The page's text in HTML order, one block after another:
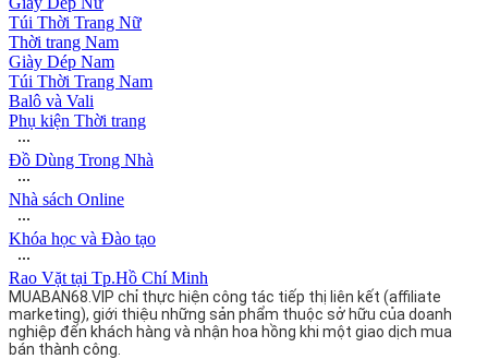
Túi Thời Trang Nữ
Thời trang Nam
Giày Dép Nam
Túi Thời Trang Nam
Balô và Vali
Phụ kiện Thời trang
∙∙∙
Đồ Dùng Trong Nhà
∙∙∙
Nhà sách Online
∙∙∙
Khóa học và Đào tạo
∙∙∙
Rao Vặt tại Tp.Hồ Chí Minh
MUABAN68.VIP chỉ thực hiện công tác tiếp thị liên kết (affiliate
marketing), giới thiệu những sản phẩm thuộc sở hữu của doanh
nghiệp đến khách hàng và nhận hoa hồng khi một giao dịch mua
bán thành công.